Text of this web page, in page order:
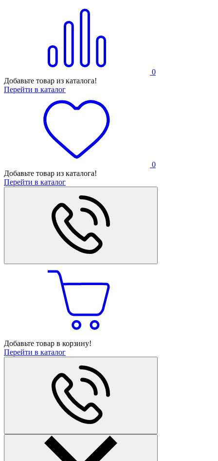
0
Добавьте товар из каталога!
Перейти в каталог
0
Добавьте товар из каталога!
Перейти в каталог
Добавьте товар в корзину!
Перейти в каталог